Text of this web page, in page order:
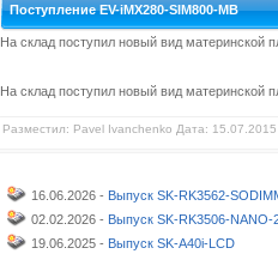
Поступление EV-iMX280-SIM800-MB
На склад поступил новый вид материнской
На склад поступил новый вид материнской
Разместил: Pavel Ivanchenko Дата:
16.06.2026 - Выпуск SK-RK3562-
02.02.2026 - Выпуск SK-RK3506-NANO-
19.06.2025 - Выпуск SK-A40i-LCD